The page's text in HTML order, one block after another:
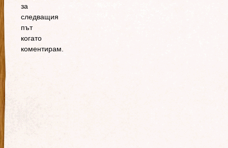
за
следващия
път
когато
коментирам.